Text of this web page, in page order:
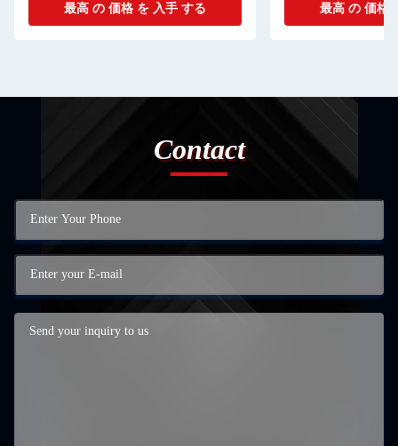
最高 の 価格 を 入手 する 最高 の 価格
Contact